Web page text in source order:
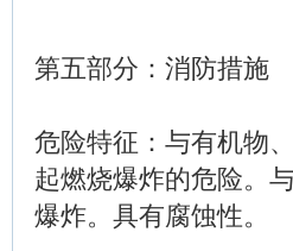
第五部分：消防措施
危险特征：与有机物
起燃烧爆炸的危险。
爆炸。具有腐蚀性。